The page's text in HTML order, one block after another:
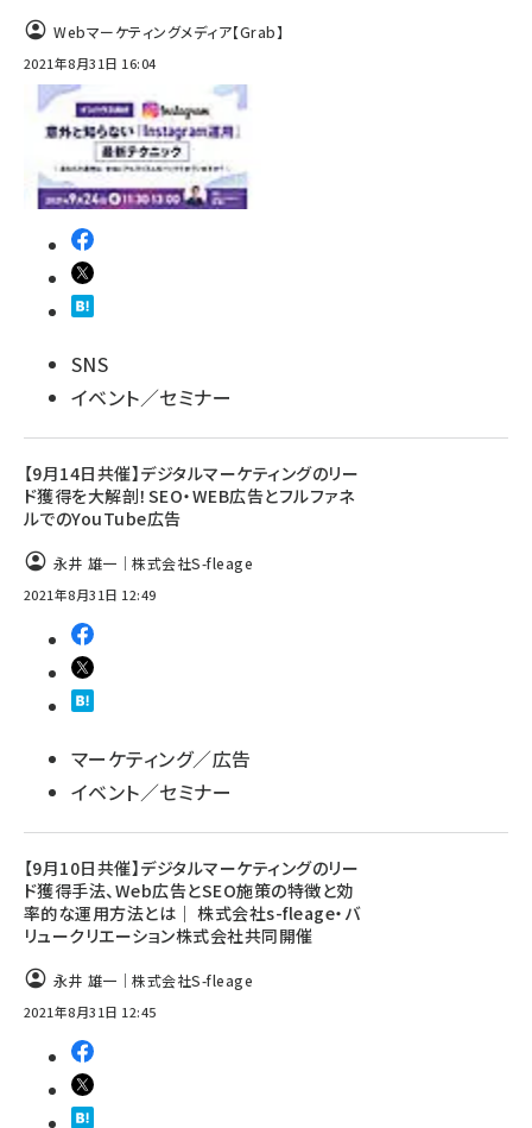
Webマーケティングメディア【Grab】
2021年8月31日 16:04
SNS
イベント／セミナー
【9月14日共催】デジタルマーケティングのリー
ド獲得を大解剖！SEO・WEB広告とフルファネ
ルでのYouTube広告
永井 雄一｜株式会社S-fleage
2021年8月31日 12:49
マーケティング／広告
イベント／セミナー
【9月10日共催】デジタルマーケティングのリー
ド獲得手法、Web広告とSEO施策の特徴と効
率的な運用方法とは｜ 株式会社s-fleage・バ
リュークリエーション株式会社共同開催
永井 雄一｜株式会社S-fleage
2021年8月31日 12:45